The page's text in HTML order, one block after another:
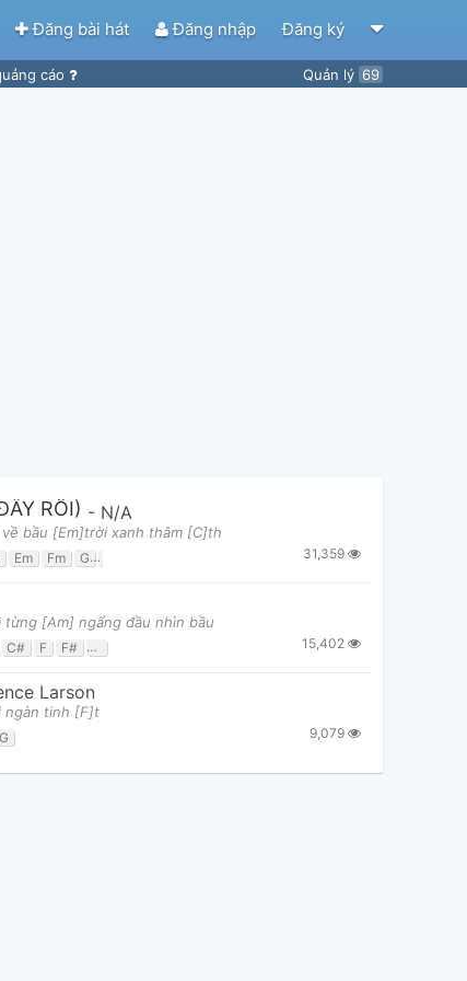
Đăng bài hát Đăng nhập Đăng ký
cáo Quản lý 69
RỒI) - N/A
bầu [Em]trời xanh thâm [C]th
Em Fm G 31,359
[Am] ngẩng đầu nhìn bầu
C# F F# G 15,402
Larson
ngàn tinh [F]t
G 9,079